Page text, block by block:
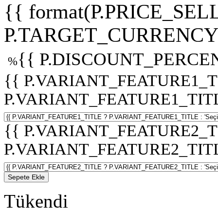
{{
%{{
{{
{{
Sepete Ekle
Tükendi